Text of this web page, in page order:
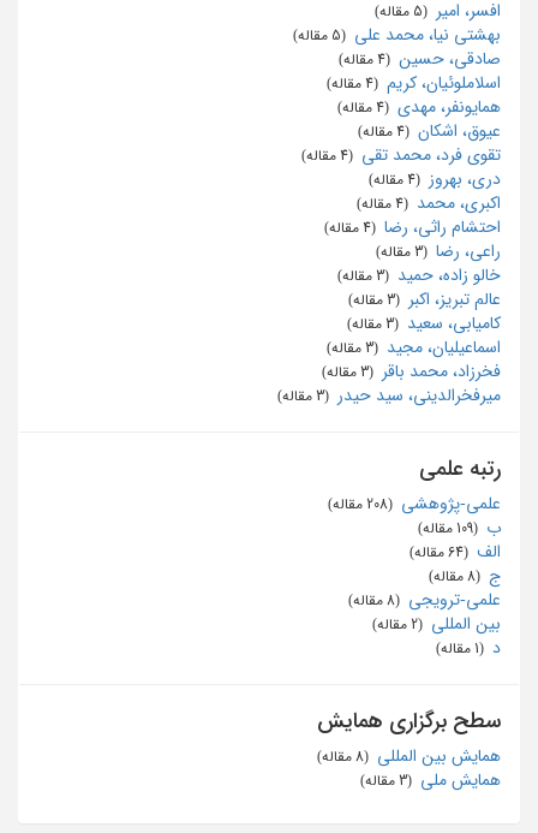
افسر، امیر
بهشتی نیا، محمد علی
صادقی، حسین
اسلاملوئیان، کریم
همایونفر، مهدی
عیوق، اشکان
تقوی فرد، محمد تقی
دری، بهروز
اکبری، محمد
احتشام راثی، رضا
راعی، رضا
خالو زاده، حمید
عالم تبریز، اکبر
کامیابی، سعید
اسماعیلیان، مجید
فخرزاد، محمد باقر
میرفخرالدینی، سید حیدر
رتبه علمی
علمی-پژوهشی
ب
الف
ج
علمی-ترویجی
بین المللی
د
سطح برگزاری همایش
همایش بین المللی
همایش ملی